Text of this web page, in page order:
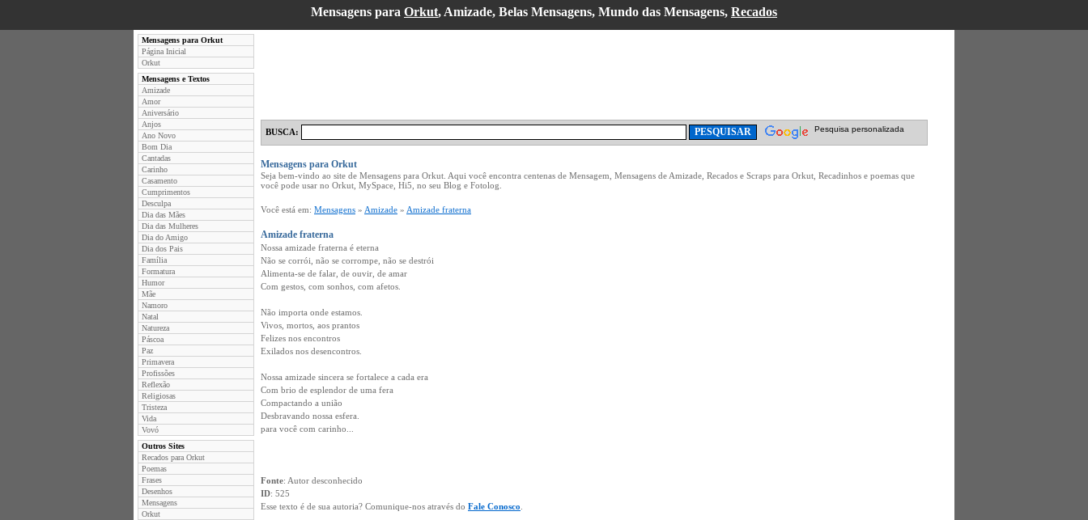
Mensagens para Orkut, Amizade, Belas Mensagens, Mundo das Mensagens, Recados
Mensagens para Orkut
Página Inicial
Orkut
Mensagens e Textos
Amizade
Amor
Aniversário
Anjos
Ano Novo
Bom Dia
Cantadas
Carinho
Casamento
Cumprimentos
Desculpa
Dia das Mães
Dia das Mulheres
Dia do Amigo
Dia dos Pais
Família
Formatura
Humor
Mãe
Namoro
Natal
Natureza
Páscoa
Paz
Primavera
Profissões
Reflexão
Religiosas
Tristeza
Vida
Vovó
Outros Sites
Recados para Orkut
Poemas
Frases
Desenhos
Mensagens
Orkut
BUSCA: Pesquisa personalizada
Mensagens para Orkut
Seja bem-vindo ao site de Mensagens para Orkut. Aqui você encontra centenas de Mensagem, Mensagens de Amizade, Recados e Scraps para Orkut, Recadinhos e poemas que
você pode usar no Orkut, MySpace, Hi5, no seu Blog e Fotolog.
Você está em: Mensagens » Amizade » Amizade fraterna
Amizade fraterna
Nossa amizade fraterna é eterna
Não se corrói, não se corrompe, não se destrói
Alimenta-se de falar, de ouvir, de amar
Com gestos, com sonhos, com afetos.
Não importa onde estamos.
Vivos, mortos, aos prantos
Felizes nos encontros
Exilados nos desencontros.
Nossa amizade sincera se fortalece a cada era
Com brio de esplendor de uma fera
Compactando a união
Desbravando nossa esfera.
para você com carinho...
Fonte: Autor desconhecido
ID: 525
Esse texto é de sua autoria? Comunique-nos através do Fale Conosco